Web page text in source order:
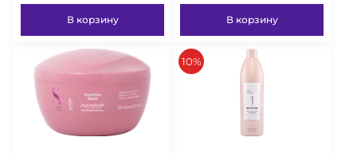
В корзину В корзину
скидка
10%